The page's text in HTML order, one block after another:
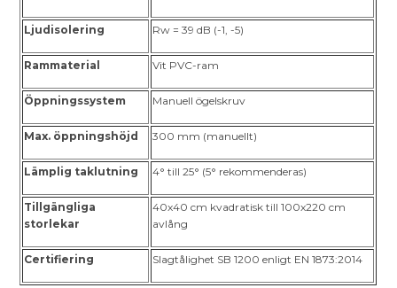
Ljudisolering Rw = 39 dB (-1, -5)
Rammaterial Vit PVC-ram
Öppningssystem Manuell ögelskruv
Max. öppningshöjd 300 mm (manuellt)
Lämplig taklutning 4° till 25° (5° rekommenderas)
Tillgängliga
storlekar
40x40 cm kvadratisk till 100x220 cm
avlång
Certifiering Slagtålighet SB 1200 enligt EN 1873:2014